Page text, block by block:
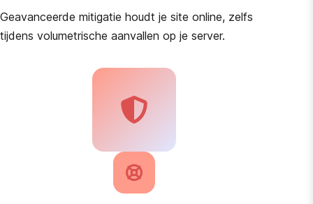
Geavanceerde mitigatie houdt je site online, zelfs
tijdens volumetrische aanvallen op je server.